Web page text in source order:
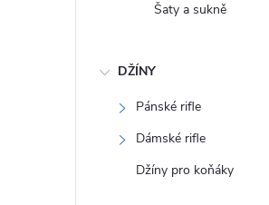
Šaty a sukně
DŽÍNY
Pánské rifle
Dámské rifle
Džíny pro koňáky